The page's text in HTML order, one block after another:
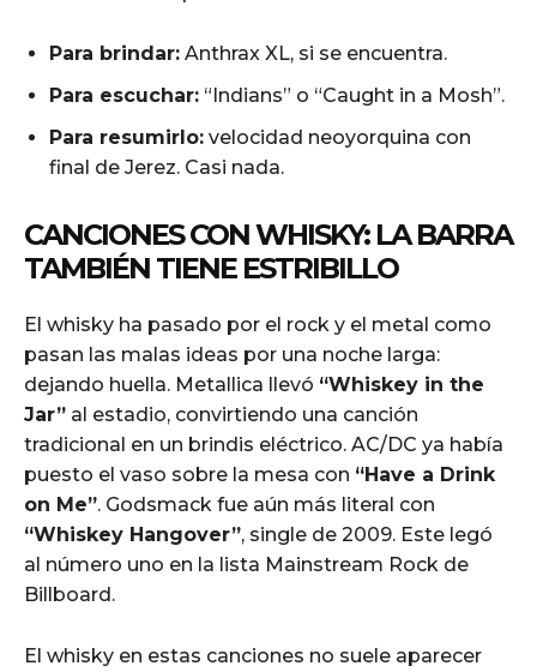
Para brindar: Anthrax XL, si se encuentra.
Para escuchar: “Indians” o “Caught in a Mosh”.
Para resumirlo: velocidad neoyorquina con
final de Jerez. Casi nada.
CANCIONES CON WHISKY: LA BARRA
TAMBIÉN TIENE ESTRIBILLO
El whisky ha pasado por el rock y el metal como
pasan las malas ideas por una noche larga:
dejando huella. Metallica llevó “Whiskey in the
Jar” al estadio, convirtiendo una canción
tradicional en un brindis eléctrico. AC/DC ya había
puesto el vaso sobre la mesa con “Have a Drink
on Me”. Godsmack fue aún más literal con
“Whiskey Hangover”, single de 2009. Este legó
al número uno en la lista Mainstream Rock de
Billboard.
El whisky en estas canciones no suele aparecer